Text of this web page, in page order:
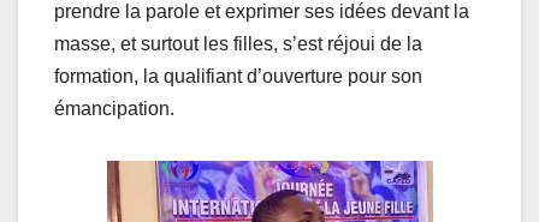
prendre la parole et exprimer ses idées devant la
masse, et surtout les filles, s’est réjoui de la
formation, la qualifiant d’ouverture pour son
émancipation.